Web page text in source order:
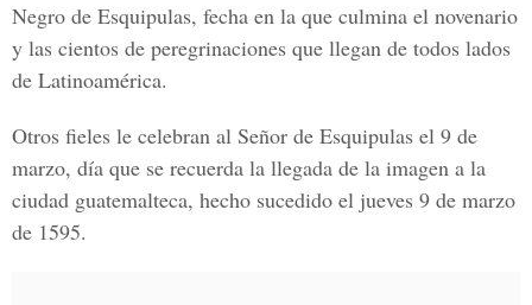
Negro de Esquipulas, fecha en la que culmina el novenario
y las cientos de peregrinaciones que llegan de todos lados
de Latinoamérica.
Otros fieles le celebran al Señor de Esquipulas el 9 de
marzo, día que se recuerda la llegada de la imagen a la
ciudad guatemalteca, hecho sucedido el jueves 9 de marzo
de 1595.